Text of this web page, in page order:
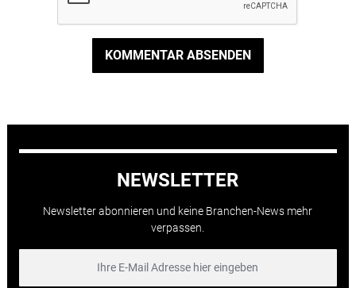
KOMMENTAR ABSENDEN
NEWSLETTER
Newsletter abonnieren und keine Branchen-News mehr
verpassen.